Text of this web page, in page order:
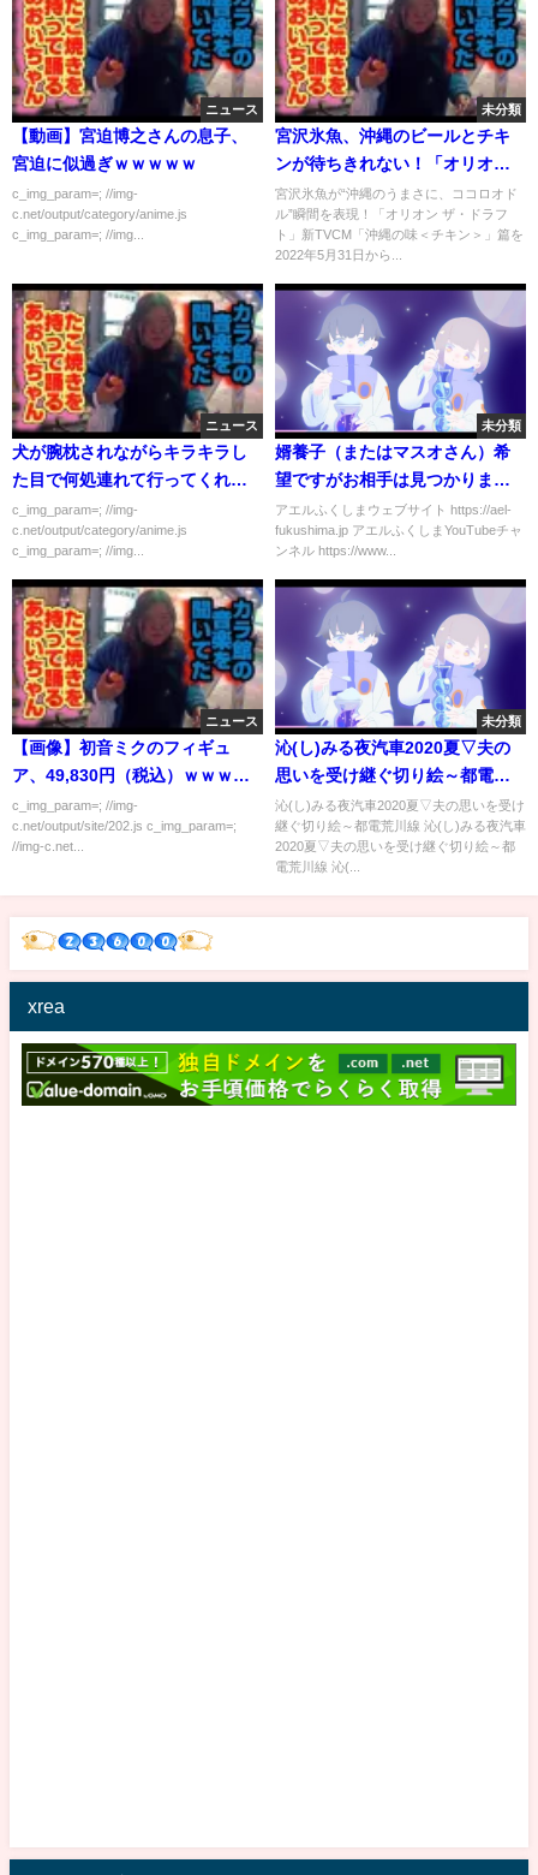
ニュース
【動画】宮迫博之さんの息子、
宮迫に似過ぎｗｗｗｗｗ
c_img_param=; //img-
c.net/output/category/anime.js
c_img_param=; //img...
未分類
宮沢氷魚、沖縄のビールとチキ
ンが待ちきれない！「オリオン
ザ・ドラフト」CM＋メイキング
＋インタビュー
宮沢氷魚が“沖縄のうまさに、ココロオド
ル”瞬間を表現！「オリオン ザ・ドラフ
ト」新TVCM「沖縄の味＜チキン＞」篇を
2022年5月31日から...
ニュース
犬が腕枕されながらキラキラし
た目で何処連れて行ってくれる
の？？？って
c_img_param=; //img-
c.net/output/category/anime.js
c_img_param=; //img...
未分類
婿養子（またはマスオさん）希
望ですがお相手は見つかります
か？｜よくある質問
アエルふくしまウェブサイト https://ael-
fukushima.jp アエルふくしまYouTubeチャ
ンネル https://www...
ニュース
【画像】初音ミクのフィギュ
ア、49,830円（税込）ｗｗｗｗ
ｗ
c_img_param=; //img-
c.net/output/site/202.js c_img_param=;
//img-c.net...
未分類
沁(し)みる夜汽車2020夏▽夫の
思いを受け継ぐ切り絵～都電荒
川線[字]
沁(し)みる夜汽車2020夏▽夫の思いを受け
継ぐ切り絵～都電荒川線 沁(し)みる夜汽車
2020夏▽夫の思いを受け継ぐ切り絵～都
電荒川線 沁(...
xrea